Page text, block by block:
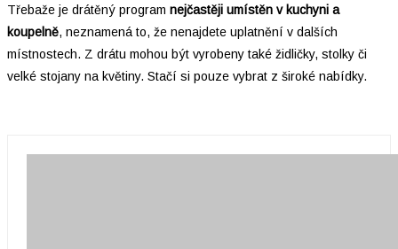
Třebaže je drátěný program nejčastěji umístěn v kuchyni a
koupelně, neznamená to, že nenajdete uplatnění v dalších
místnostech. Z drátu mohou být vyrobeny také židličky, stolky či
velké stojany na květiny. Stačí si pouze vybrat z široké nabídky.